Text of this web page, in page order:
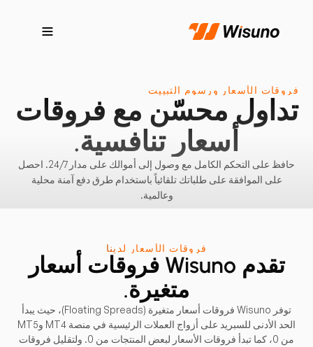
فروقات الأسعار ورسوم التبييت
تداول محسّن مع فروقات
أسعار تنافسية.
حافظ على التحكم الكامل مع وصول إلى أموالك على مدار 24/7. احصل
على الموافقة على طلباتك تلقائياً باستخدام طرق دفع آمنة محلية
وعالمية.
فروقات الأسعار لدينا
تقدم Wisuno فروقات أسعار
متغيرة.
توفر Wisuno فروقات أسعار متغيرة (Floating Spreads)، حيث يبدأ
الحد الأدنى للسبريد على أزواج العملات الرئيسية في منصة MT4 وMT5
من 0، كما تبدأ فروقات الأسعار لبعض المنتجات من 0. ولتقليل فروقات